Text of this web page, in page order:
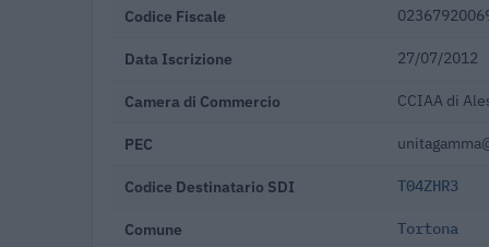
Codice Fiscale
Data Iscrizione 27/07/2012
Camera di Commercio CCIAA di
PEC
Codice Destinatario SDI T04ZHR3
Comune Tortona